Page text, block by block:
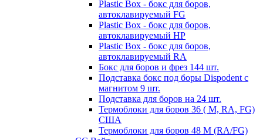
Plastic Box - бокс для боров,
автоклавируемый FG
Plastic Box - бокс для боров,
автоклавируемый HP
Plastic Box - бокс для боров,
автоклавируемый RA
Бокс для боров и фрез 144 шт.
Подставка бокс под боры Dispodent с
магнитом 9 шт.
Подставка для боров на 24 шт.
Термоблоки для боров 36 ( М, RA, FG)
США
Термоблоки для боров 48 М (RA/FG)